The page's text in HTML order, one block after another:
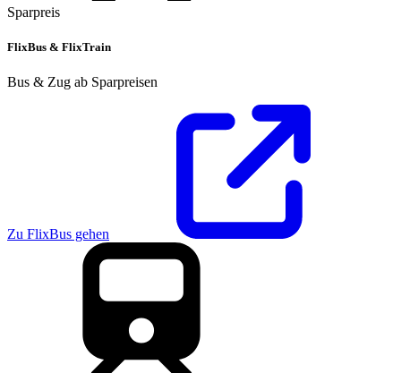
Sparpreis
FlixBus & FlixTrain
Bus & Zug ab Sparpreisen
Zu FlixBus gehen